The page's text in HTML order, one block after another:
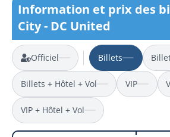
Information et prix des
City - DC United
Officiel Billets
Billets + Hôtel + Vol VIP
VIP + Hôtel + Vol